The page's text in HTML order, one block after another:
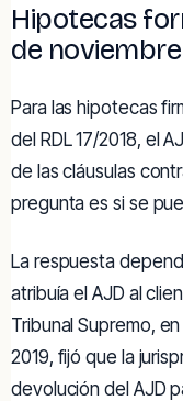
Hipotecas
de
Para las hipotecas
del RDL 17/2018, el
de las cláusulas
pregunta es si se
La respuesta
atribuía el AJD al
Tribunal Supremo,
2019, fijó que la
devolución del AJD